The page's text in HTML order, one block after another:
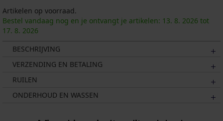
Artikelen op voorraad.
Bestel vandaag nog en je ontvangt je artikelen: 13. 8. 2026 tot
17. 8. 2026
BESCHRIJVING
VERZENDING EN BETALING
RUILEN
ONDERHOUD EN WASSEN